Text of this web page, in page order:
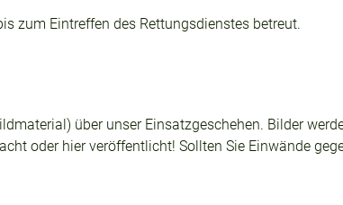
zum Eintreffen des Rettungsdienstes betreut.
über unser Einsatzgeschehen. Bilder
oder hier veröffentlicht! Sollten Sie Einwände